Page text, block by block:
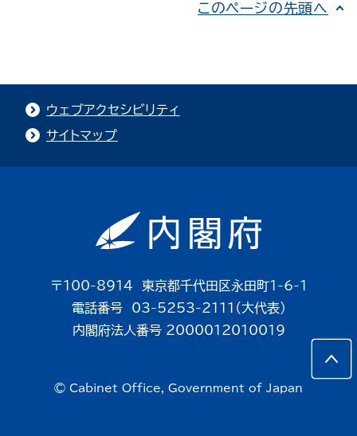
このページの先頭へ
ウェブアクセシビリティ
サイトマップ
〒100-8914 東京都千代田区永田町1-6-1
電話番号 03-5253-2111（大代表）
内閣府法人番号 2000012010019
© Cabinet Office, Government of Japan